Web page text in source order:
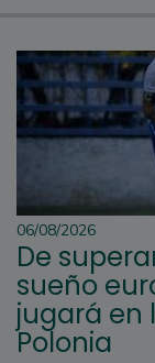
06/08/2026
De
sueño
jugará en
Polonia